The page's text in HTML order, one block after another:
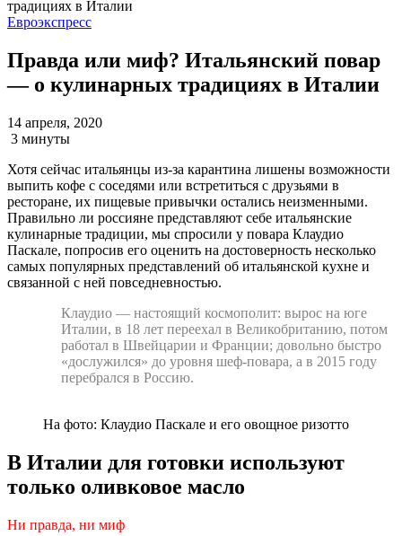
Евроэкспресс
Правда или миф? Итальянский повар
— о кулинарных традициях в Италии
14 апреля, 2020
3 минуты
Хотя сейчас итальянцы из-за карантина лишены возможности
выпить кофе с соседями или встретиться с друзьями в
ресторане, их пищевые привычки остались неизменными.
Правильно ли россияне представляют себе итальянские
кулинарные традиции, мы спросили у повара Клаудио
Паскале, попросив его оценить на достоверность несколько
самых популярных представлений об итальянской кухне и
связанной с ней повседневностью.
Клаудио — настоящий космополит: вырос на юге
Италии, в 18 лет переехал в Великобританию, потом
работал в Швейцарии и Франции; довольно быстро
«дослужился» до уровня шеф-повара, а в 2015 году
перебрался в Россию.
На фото: Клаудио Паскале и его овощное ризотто
В Италии для готовки используют
только оливковое масло
Ни правда, ни миф